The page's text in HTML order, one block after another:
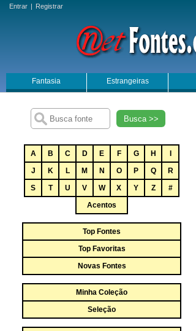
Entrar | Registrar
Fantasia Estrangeiras
Busca >>
A B C D E F G H
J
K L M N O P Q
R
S
T U V W X Y Z
#
Acentos
Top Fontes
Top Favoritas
Novas Fontes
Minha Coleção
Seleção